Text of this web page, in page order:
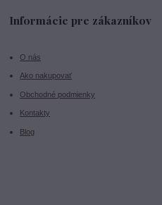
Informácie pre zákazníkov
O nás
Ako nakupovať
Obchodné podmienky
Kontakty
Blog